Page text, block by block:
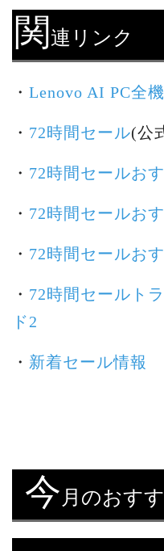
関連リンク
・ Lenovo AI PC全
・ 72時間セール(公
・ 72時間セールお
・ 72時間セールお
・ 72時間セールお
・ 72時間セールト
ド2
・ 新着セール情報
今 月のおす